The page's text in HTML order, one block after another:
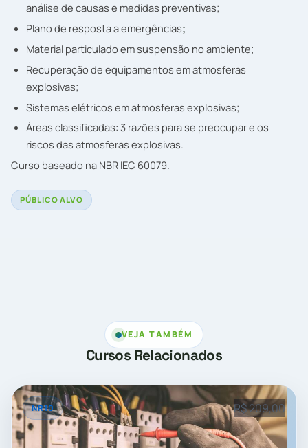
análise de causas e medidas preventivas;
Plano de resposta a emergências;
Material particulado em suspensão no ambiente;
Recuperação de equipamentos em atmosferas
explosivas;
Sistemas elétricos em atmosferas explosivas;
Áreas classificadas: 3 razões para se preocupar e os
riscos das atmosferas explosivas.
Curso baseado na NBR IEC 60079.
PÚBLICO ALVO
VEJA TAMBÉM
Cursos Relacionados
NR10 R$ 209,00